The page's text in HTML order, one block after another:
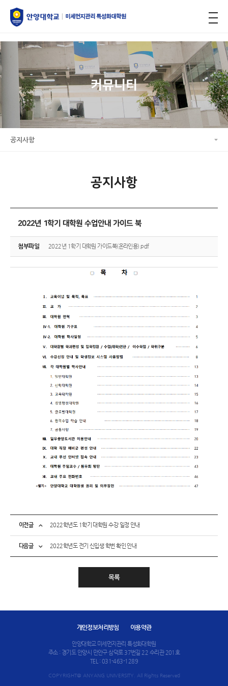
커뮤니티
공지사항
공지사항
2022년 1학기 대학원 수업안내 가이드 북
첨부파일 2022년 1학기 대학원 가이드북(온라인용).pdf
이전글 2022학년도 1학기 대학원 수강 일정 안내
다음글 2022학년도 전기 신입생 학번 확인 안내
목록
개인정보처리방침 이용약관
안양대학교 미세먼지관리 특성화대학원
주소 : 경기도 안양시 만안구 삼덕로 37번길 22 수리관 201호
TEL : 031-463-1289
COPYRIGHT@ ANYANG UNIVERSITY. All Rights Reserved